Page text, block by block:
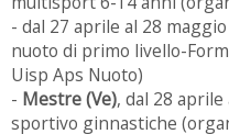
- dal 27 aprile al 28
nuoto di primo livello-
Uisp Aps Nuoto)
- Mestre (Ve), dal 28
sportivo ginnastiche